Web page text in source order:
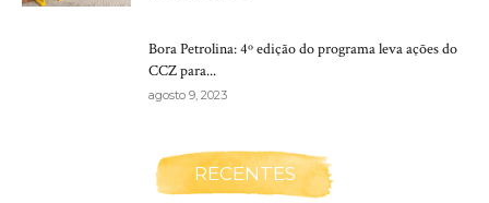
Bora Petrolina: 4º edição do programa leva ações do
CCZ para...
agosto 9, 2023
RECENTES